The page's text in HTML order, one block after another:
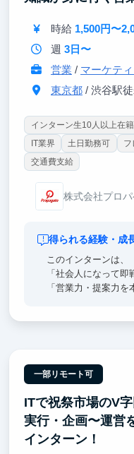
博報堂など）
・プロジェクトリー
・学生起業
時給 1,500円〜
週 3日〜
営業 / マーケテ
東京都/ 渋谷駅
インターン生10人以上在籍
IT業界
土日勤務可 フ
交通費支給
株式会社プロパ
得られる経験・成
このインターンは、
「社会人になって即
「営業力・提案力を
一部リモート可
ITで祝祭市場のV
実行・企画〜運営
インターン！